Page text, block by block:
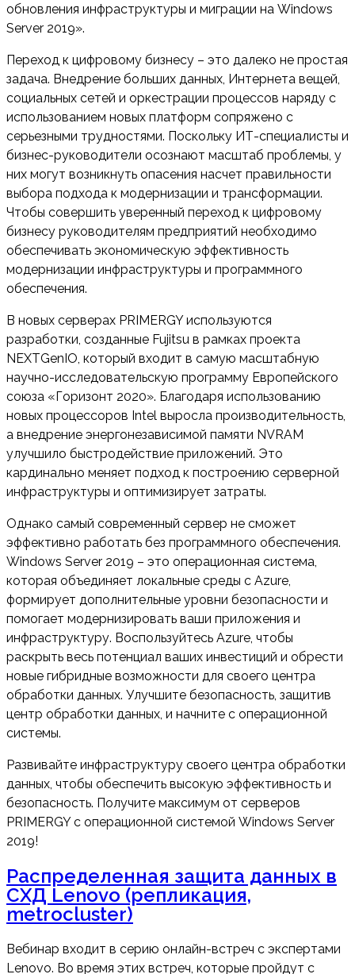
обновления инфраструктуры и миграции на Windows
Server 2019».
Переход к цифровому бизнесу – это далеко не простая
задача. Внедрение больших данных, Интернета вещей,
социальных сетей и оркестрации процессов наряду с
использованием новых платформ сопряжено с
серьезными трудностями. Поскольку ИТ-специалисты и
бизнес-руководители осознают масштаб проблемы, у
них могут возникнуть опасения насчет правильности
выбора подхода к модернизации и трансформации.
Чтобы совершить уверенный переход к цифровому
бизнесу руководителям предприятий необходимо
обеспечивать экономическую эффективность
модернизации инфраструктуры и программного
обеспечения.
В новых серверах PRIMERGY используются
разработки, созданные Fujitsu в рамках проекта
NEXTGenIO, который входит в самую масштабную
научно-исследовательскую программу Европейского
союза «Горизонт 2020». Благодаря использованию
новых процессоров Intel выросла производительность,
а внедрение энергонезависимой памяти NVRAM
улучшило быстродействие приложений. Это
кардинально меняет подход к построению серверной
инфраструктуры и оптимизирует затраты.
Однако самый современный сервер не сможет
эффективно работать без программного обеспечения.
Windows Server 2019 – это операционная система,
которая объединяет локальные среды с Azure,
формирует дополнительные уровни безопасности и
помогает модернизировать ваши приложения и
инфраструктуру. Воспользуйтесь Azure, чтобы
раскрыть весь потенциал ваших инвестиций и обрести
новые гибридные возможности для своего центра
обработки данных. Улучшите безопасность, защитив
центр обработки данных, и начните с операционной
системы.
Развивайте инфраструктуру своего центра обработки
данных, чтобы обеспечить высокую эффективность и
безопасность. Получите максимум от серверов
PRIMERGY с операционной системой Windows Server
2019!
Распределенная защита данных в
СХД Lenovo (репликация,
metrocluster)
Вебинар входит в серию онлайн-встреч с экспертами
Lenovo. Во время этих встреч, которые пройдут с